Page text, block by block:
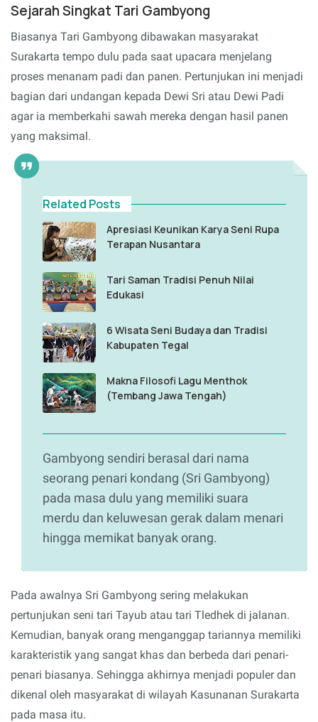
Sejarah Singkat Tari Gambyong
Biasanya Tari Gambyong dibawakan masyarakat
Surakarta tempo dulu pada saat upacara menjelang
proses menanam padi dan panen. Pertunjukan ini menjadi
bagian dari undangan kepada Dewi Sri atau Dewi Padi
agar ia memberkahi sawah mereka dengan hasil panen
yang maksimal.
Related Posts
Apresiasi Keunikan Karya Seni Rupa
Terapan Nusantara
Tari Saman Tradisi Penuh Nilai
Edukasi
6 Wisata Seni Budaya dan Tradisi
Kabupaten Tegal
Makna Filosofi Lagu Menthok
(Tembang Jawa Tengah)
Gambyong sendiri berasal dari nama
seorang penari kondang (Sri Gambyong)
pada masa dulu yang memiliki suara
merdu dan keluwesan gerak dalam menari
hingga memikat banyak orang.
Pada awalnya Sri Gambyong sering melakukan
pertunjukan seni tari Tayub atau tari Tledhek di jalanan.
Kemudian, banyak orang menganggap tariannya memiliki
karakteristik yang sangat khas dan berbeda dari penari-
penari biasanya. Sehingga akhirnya menjadi populer dan
dikenal oleh masyarakat di wilayah Kasunanan Surakarta
pada masa itu.